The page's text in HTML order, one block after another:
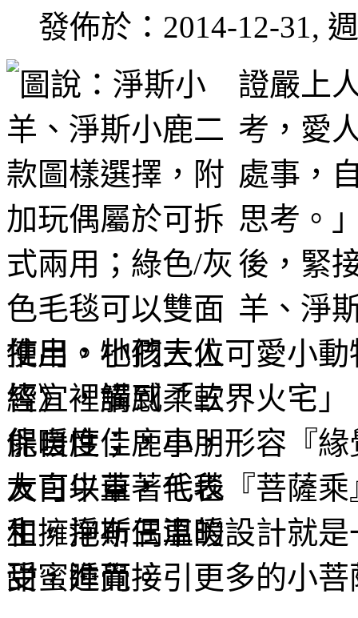
發佈於：2014-12-31,
證嚴上
考，愛
處事，
思考。
後，緊
羊、 淨
推出。牠們三位可愛小
經》裡講到「三界火宅
能自度；鹿車，形容『
大白牛車，代表『菩薩
生。淨斯三車的設計就
受，進而接引更多的小